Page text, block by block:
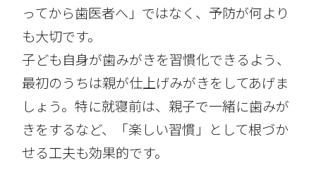
ってから歯医者へ」ではなく、予防が何より
も大切です。
子ども自身が歯みがきを習慣化できるよう、
最初のうちは親が仕上げみがきをしてあげま
しょう。特に就寝前は、親子で一緒に歯みが
きをするなど、「楽しい習慣」として根づか
せる工夫も効果的です。